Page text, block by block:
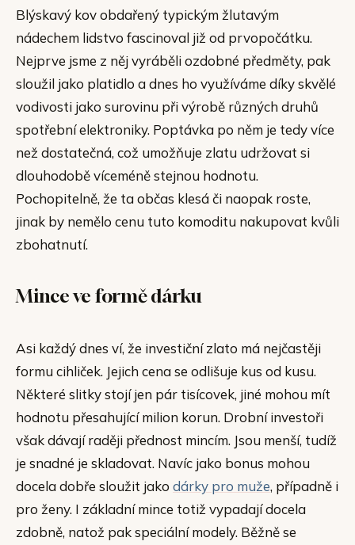
Blýskavý kov obdařený typickým žlutavým
nádechem lidstvo fascinoval již od prvopočátku.
Nejprve jsme z něj vyráběli ozdobné předměty, pak
sloužil jako platidlo a dnes ho využíváme díky skvělé
vodivosti jako surovinu při výrobě různých druhů
spotřební elektroniky. Poptávka po něm je tedy více
než dostatečná, což umožňuje zlatu udržovat si
dlouhodobě víceméně stejnou hodnotu.
Pochopitelně, že ta občas klesá či naopak roste,
jinak by nemělo cenu tuto komoditu nakupovat kvůli
zbohatnutí.
Mince ve formě dárku
Asi každý dnes ví, že investiční zlato má nejčastěji
formu cihliček. Jejich cena se odlišuje kus od kusu.
Některé slitky stojí jen pár tisícovek, jiné mohou mít
hodnotu přesahující milion korun. Drobní investoři
však dávají raději přednost mincím. Jsou menší, tudíž
je snadné je skladovat. Navíc jako bonus mohou
docela dobře sloužit jako dárky pro muže, případně i
pro ženy. I základní mince totiž vypadají docela
zdobně, natož pak speciální modely. Běžně se